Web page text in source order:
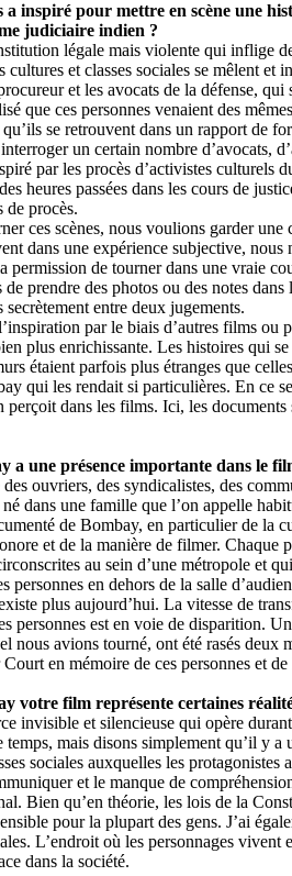
a inspiré pour mettre en scène une
judiciaire indien ?
légale mais violente qui inflige
cultures et classes sociales se mêlent et
et les avocats de la défense,
que ces personnes venaient des
se retrouvent dans un rapport de
un certain nombre d’avocats,
par les procès d’activistes culturels
heures passées dans les cours de
de procès.
ces scènes, nous voulions garder
dans une expérience subjective, nous
permission de tourner dans une vraie
de prendre des photos ou des notes
secrètement entre deux jugements.
par le biais d’autres films ou
plus enrichissante. Les histoires qui se
étaient parfois plus étranges que
qui les rendait si particulières. En ce
perçoit dans les films. Ici, les
a une présence importante dans le
ouvriers, des syndicalistes, des
né dans une famille que l’on appelle
de Bombay, en particulier de la
et de la manière de filmer.
au sein d’une métropole et
personnes en dehors de la salle
plus aujourd’hui. La vitesse de
personnes est en voie de disparition.
nous avions tourné, ont été rasés deux
en mémoire de ces personnes et
votre film représente certaines
invisible et silencieuse qui opère
temps, mais disons simplement qu’il y
sociales auxquelles les protagonistes
et le manque de
Bien qu’en théorie, les lois de la
pour la plupart des gens. J’ai
L’endroit où les personnages
dans la société.